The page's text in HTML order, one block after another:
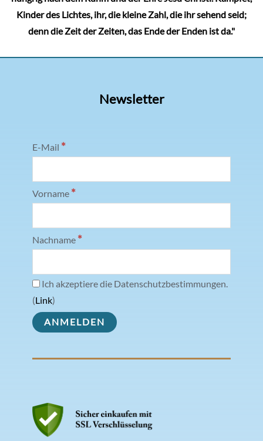
Kinder des Lichtes, ihr, die kleine Zahl, die ihr sehend seid;
denn die Zeit der Zeiten, das Ende der Enden ist da."
Newsletter
E-Mail *
Vorname *
Nachname *
Ich akzeptiere die Datenschutzbestimmungen.
(Link)